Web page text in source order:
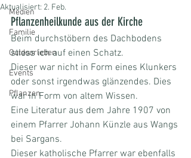
Medien
Familie
Outdoorleben
Events
Pflanzen
Aktualisiert: 2. Feb.
Pflanzenheilkunde aus der Kirche
Beim durchstöbern des Dachbodens
stiess ich auf einen Schatz.
Dieser war nicht in Form eines Klunkers
oder sonst irgendwas glänzendes. Dies
war in Form von altem Wissen.
Eine Literatur aus dem Jahre 1907 von
einem Pfarrer Johann Künzle aus Wangs
bei Sargans.
Dieser katholische Pfarrer war ebenfalls